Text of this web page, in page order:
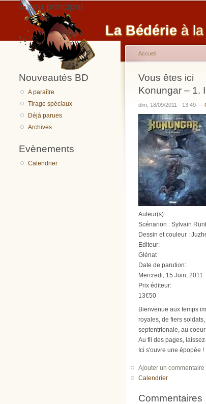
La Bédérie à
Menu principal
Nouveautés BD
A paraître
Tirage spéciaux
Déjà parues
Archives
Evènements
Calendrier
Vous êtes ici
Accueil
Konungar – 1.
dim, 18/09/2011 - 13:49 —
Auteur(s):
Scénarion : Sylvain
Dessin et couleur :
Editeur:
Glénat
Date de parution:
Mercredi, 15 Juin, 2011
Prix éditeur:
13€50
Bienvenue aux temps
royales, de fiers
septentrionale, au
Au fil des pages,
Ici s'ouvre une épopée !
Ajouter un commentaire
Calendrier
Commentaires